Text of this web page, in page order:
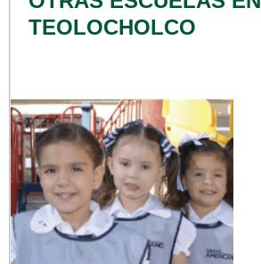
TEOLOCHOLCO